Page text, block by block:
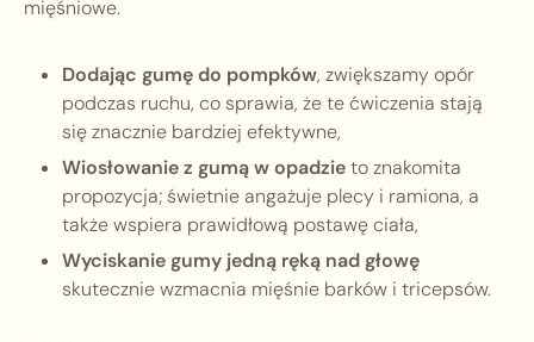
mięśniowe.
Dodając gumę do pompków, zwiększamy opór
podczas ruchu, co sprawia, że te ćwiczenia stają
się znacznie bardziej efektywne,
Wiosłowanie z gumą w opadzieto znakomita
propozycja; świetnie angażuje plecy i ramiona, a
także wspiera prawidłową postawę ciała,
Wyciskanie gumy jedną ręką nad głowę
skutecznie wzmacnia mięśnie barków i tricepsów.